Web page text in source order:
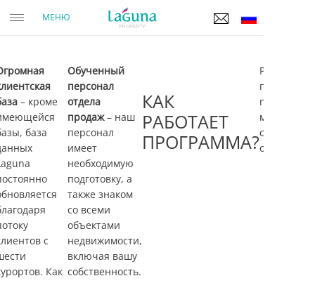
– кроме
база
с
Как
Обученный
персонал
отдела
продаж– наш
персонал
имеет
необходимую
подготовку, а
также знаком
со всеми
объектами
недвижимости,
включая вашу
собственность.
КАК
РАБОТАЕТ
ПРОГРАММА?
план
продажи
можно
образом: